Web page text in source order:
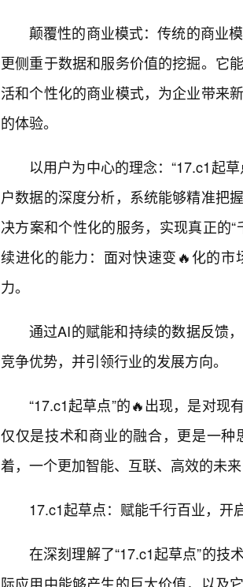
颠覆性的商业模式：传统的商业
更侧重于数据和服务价值的挖掘。它
活和个性化的商业模式，为企业带来
的体验。
以用户为中心的理念：“17.c1起
户数据的深度分析，系统能够精准把
决方案和个性化的服务，实现真正的
续进化的能力：面对快速变🔥化的市
力。
通过AI的赋能和持续的数据反馈
竞争优势，并引领行业的发展方向。
“17.c1起草点”的🔥出现，是对现
仅仅是技术和商业的融合，更是一
着，一个更加智能、互联、高效的未来
17.c1起草点：赋能千行百业，开
在深刻理解了“17.c1起草点”的技